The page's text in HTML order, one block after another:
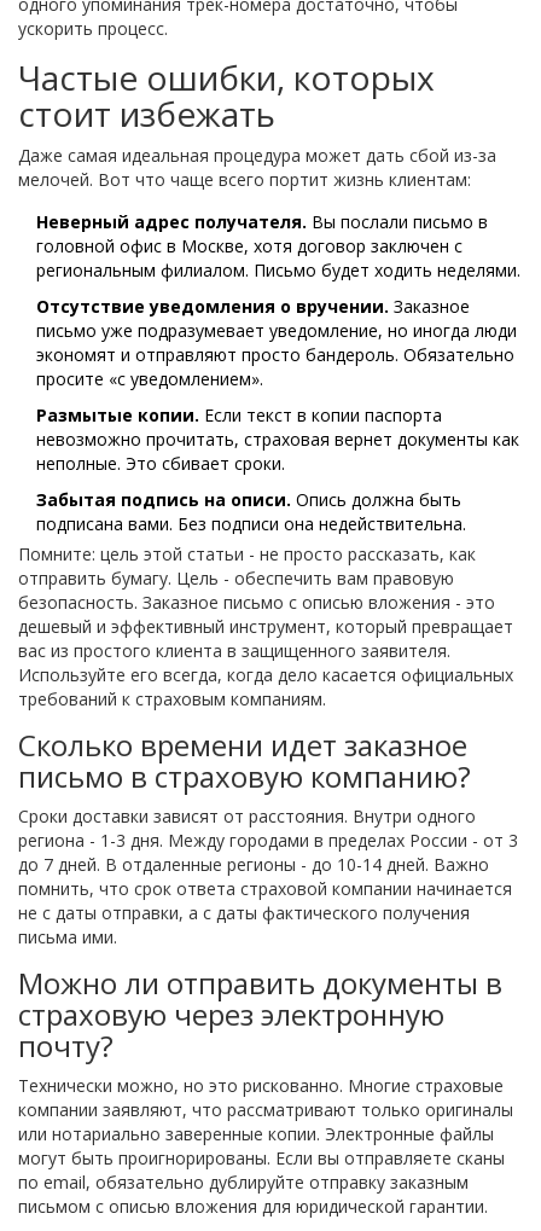
одного упоминания трек-номера достаточно, чтобы
ускорить процесс.
Частые ошибки, которых
стоит избежать
Даже самая идеальная процедура может дать сбой из-за
мелочей. Вот что чаще всего портит жизнь клиентам:
Неверный адрес получателя. Вы послали письмо в
головной офис в Москве, хотя договор заключен с
региональным филиалом. Письмо будет ходить неделями.
Отсутствие уведомления о вручении. Заказное
письмо уже подразумевает уведомление, но иногда люди
экономят и отправляют просто бандероль. Обязательно
просите «с уведомлением».
Размытые копии. Если текст в копии паспорта
невозможно прочитать, страховая вернет документы как
неполные. Это сбивает сроки.
Забытая подпись на описи. Опись должна быть
подписана вами. Без подписи она недействительна.
Помните: цель этой статьи - не просто рассказать, как
отправить бумагу. Цель - обеспечить вам правовую
безопасность. Заказное письмо с описью вложения - это
дешевый и эффективный инструмент, который превращает
вас из простого клиента в защищенного заявителя.
Используйте его всегда, когда дело касается официальных
требований к страховым компаниям.
Сколько времени идет заказное
письмо в страховую компанию?
Сроки доставки зависят от расстояния. Внутри одного
региона - 1-3 дня. Между городами в пределах России - от 3
до 7 дней. В отдаленные регионы - до 10-14 дней. Важно
помнить, что срок ответа страховой компании начинается
не с даты отправки, а с даты фактического получения
письма ими.
Можно ли отправить документы в
страховую через электронную
почту?
Технически можно, но это рискованно. Многие страховые
компании заявляют, что рассматривают только оригиналы
или нотариально заверенные копии. Электронные файлы
могут быть проигнорированы. Если вы отправляете сканы
по email, обязательно дублируйте отправку заказным
письмом с описью вложения для юридической гарантии.